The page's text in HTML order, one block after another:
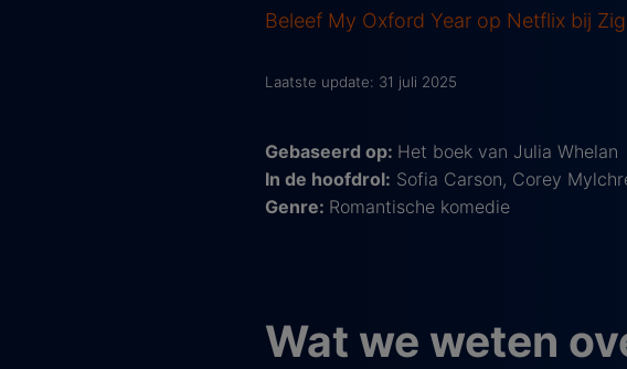
Beleef My Oxford Year op Netflix bij
Laatste update: 31 juli 2025
Gebaseerd op: Het boek van Julia Whelan
In de hoofdrol: Sofia Carson, Corey
Genre: Romantische komedie
Wat we weten